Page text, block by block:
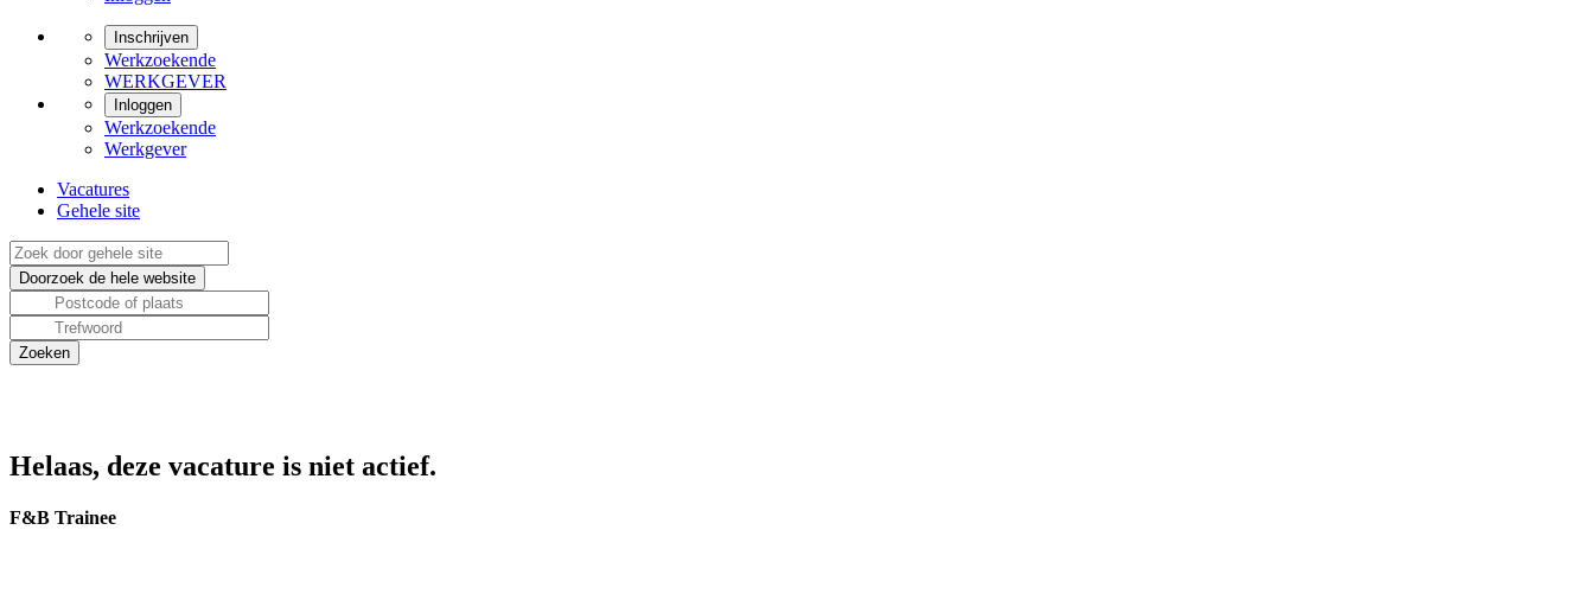
Inschrijven
Werkzoekende
WERKGEVER
Inloggen
Werkzoekende
Werkgever
Vacatures
Gehele site
Helaas, deze vacature is niet actief.
F&B Trainee